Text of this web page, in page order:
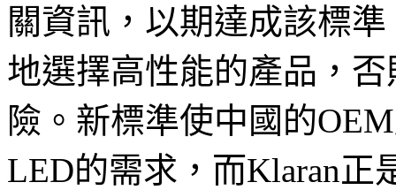
關資訊，以期達成該標
地選擇高性能的產品，
險。新標準使中國的
LED的需求，而Klaran正